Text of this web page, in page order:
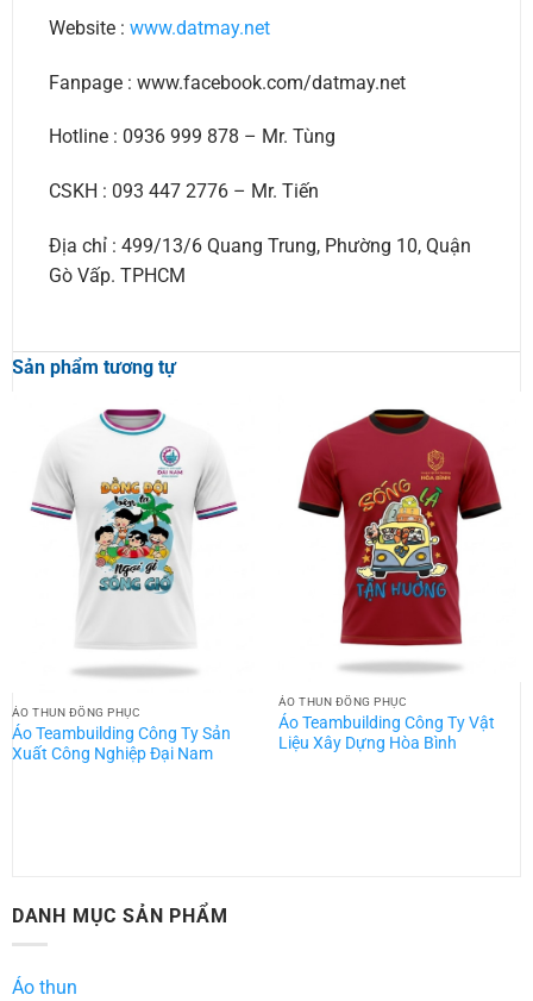
Website : www.datmay.net
Fanpage : www.facebook.com/datmay.net
Hotline : 0936 999 878 – Mr. Tùng
CSKH : 093 447 2776 – Mr. Tiến
Địa chỉ : 499/13/6 Quang Trung, Phường 10, Quận
Gò Vấp. TPHCM
Sản phẩm tương tự
ÁO THUN ĐỒNG PHỤC
Áo Teambuilding Công Ty Sản
Xuất Công Nghiệp Đại Nam
ÁO THUN ĐỒNG PHỤC
Áo Teambuilding Công Ty Vật
Liệu Xây Dựng Hòa Bình
DANH MỤC SẢN PHẨM
Áo thun